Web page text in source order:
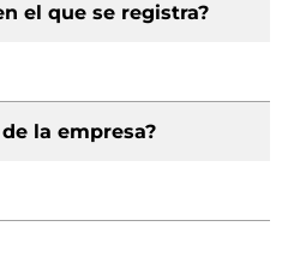
el que se registra?
la empresa?